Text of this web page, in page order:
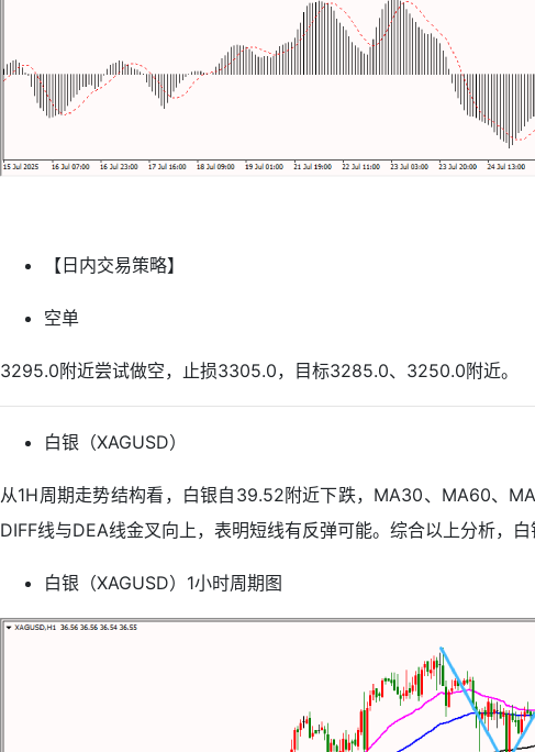
【日内交易策略】
空单
3295.0附近尝试做空，止损3305.0，目标3285.0、3250.0附近。
白银（XAGUSD）
从1H周期走势结构看，白银自39.52附近下跌，MA30、MA60、
DIFF线与DEA线金叉向上，表明短线有反弹可能。综合以上分析，
白银（XAGUSD）1小时周期图